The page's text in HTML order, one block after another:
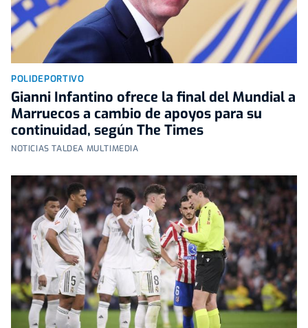
POLIDEPORTIVO
Gianni Infantino ofrece la final del Mundial a
Marruecos a cambio de apoyos para su
continuidad, según The Times
NOTICIAS TALDEA MULTIMEDIA